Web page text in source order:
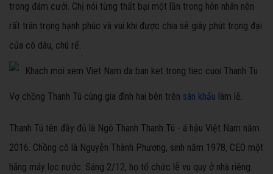
trong đám cưới. Chị nói từng thất bại một lần trong hôn nhân nên
rất trân trọng hạnh phúc và vui khi được chia sẻ giây phút trọng đại
của cô dâu, chú rể.
Vợ chồng Thanh Tú cùng gia đình hai bên trên sân khấu làm lễ.
Thanh Tú tên đầy đủ là Ngô Thanh Thanh Tú - á hậu Việt Nam năm
2016. Chồng cô là Nguyễn Thành Phương, sinh năm 1978, CEO một
hãng máy lọc nước. Sáng 2/12, họ tổ chức lễ vu quy ở nhà riêng.